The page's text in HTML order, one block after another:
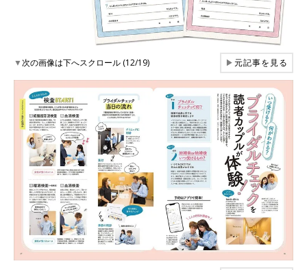
▼次の画像は下へスクロール (12/19) ▶元記事を見る